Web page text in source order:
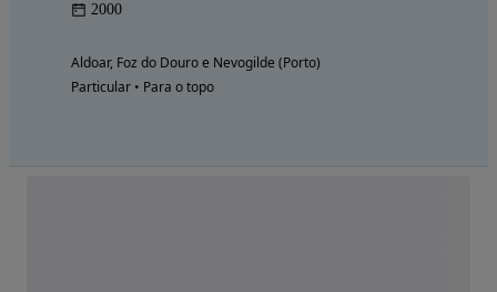
2000
Aldoar, Foz do Douro e Nevogilde (Porto)
Particular • Para o topo